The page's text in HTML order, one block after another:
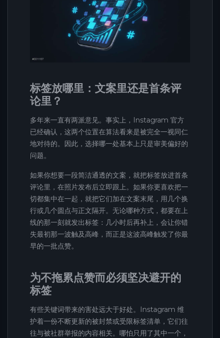
标签放哪里：文案里还是首条评
论里？
多年来一直有两派意见。事实上，Instagram 官方
已经确认，这两个位置在算法看来是被完全一视同仁
地对待的。因此，选择哪一处基本上只是审美偏好的
问题。
如果你想要一段简洁通透的文案，就把标签放进首条
评论里，在照片发布后立即跟上。如果你更喜欢把一
切都集中在一起，就把它们加在文案末尾，用几个换
行或几个圆点与正文隔开。无论哪种方式，都要在上
线的那一刻就发出标签：几小时后再补上，会让你错
失最初那一波触及高峰，而正是这波高峰触发了你最
早的一批点赞。
为不拖累点赞而必须坚决避开的
标签
有些关键词带来的害处远大于好处。Instagram 维
护着一份不断更新的被封禁或受限标签清单，它们往
往与被社群举报的内容相关。哪怕只用了其中一个，